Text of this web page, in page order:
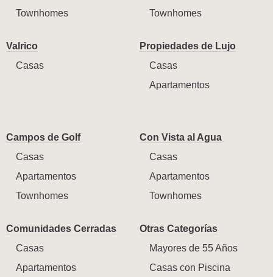
Townhomes
Townhomes
Valrico
Casas
Propiedades de Lujo
Casas
Apartamentos
Campos de Golf
Casas
Apartamentos
Townhomes
Con Vista al Agua
Casas
Apartamentos
Townhomes
Comunidades Cerradas
Casas
Apartamentos
Otras Categorías
Mayores de 55 Años
Casas con Piscina